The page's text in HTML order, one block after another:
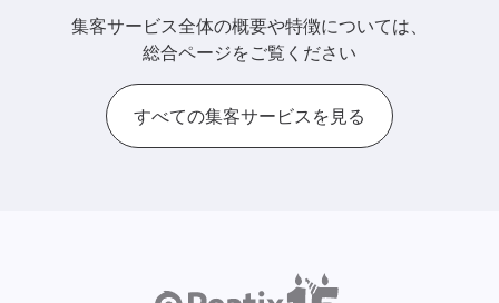
集客サービス全体の概要や特徴については、
総合ページをご覧ください
すべての集客サービスを見る